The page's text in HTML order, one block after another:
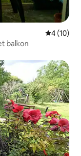
4 (10)
balkon